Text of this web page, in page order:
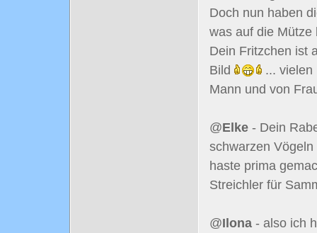
Doch nun haben
was auf die
Dein Fritzchen ist
Bild
...
Mann und von
@Elke - Dein
schwarzen
haste prima
Streichler für
@Ilona - also ich